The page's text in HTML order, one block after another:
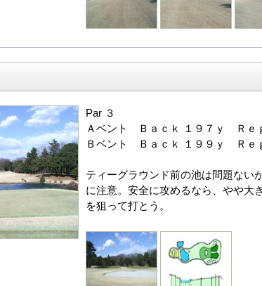
Par ３
Ａベント Ｂａｃｋ １９７ｙ Ｒｅ
Ｂベント Ｂａｃｋ １９９ｙ Ｒｅ
ティーグラウンド前の池は問題ない
に注意。安全に攻めるなら、やや大
を狙って打とう。